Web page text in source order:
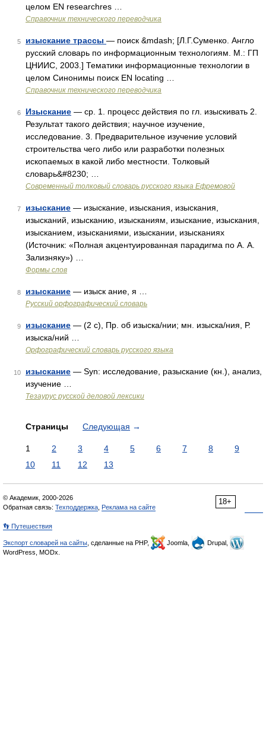
целом EN researchres …
Справочник технического переводчика
5 изыскание трассы — поиск &mdash; [Л.Г.Суменко. Англо
русский словарь по информационным технологиям. М.: ГП
ЦНИИС, 2003.] Тематики информационные технологии в
целом Синонимы поиск EN locating …
Справочник технического переводчика
6 Изыскание — ср. 1. процесс действия по гл. изыскивать 2.
Результат такого действия; научное изучение,
исследование. 3. Предварительное изучение условий
строительства чего либо или разработки полезных
ископаемых в какой либо местности. Толковый
словарь&#8230; …
Современный толковый словарь русского языка Ефремовой
7 изыскание — изыскание, изыскания, изыскания,
изысканий, изысканию, изысканиям, изыскание, изыскания,
изысканием, изысканиями, изыскании, изысканиях
(Источник: «Полная акцентуированная парадигма по А. А.
Зализняку») …
Формы слов
8 изыскание — изыск ание, я …
Русский орфографический словарь
9 изыскание — (2 с), Пр. об изыска/нии; мн. изыска/ния, Р.
изыска/ний …
Орфографический словарь русского языка
10 изыскание — Syn: исследование, разыскание (кн.), анализ,
изучение …
Тезаурус русской деловой лексики
Страницы Следующая →
1 2 3 4 5 6 7 8
9
10
11 12 13
18+
© Академик, 2000-2026
Обратная связь: Техподдержка Реклама на сайте
👣 Путешествия
Экспорт словарей на сайты , сделанные на PHP, Joomla,
Drupal,
WordPress, MODx.